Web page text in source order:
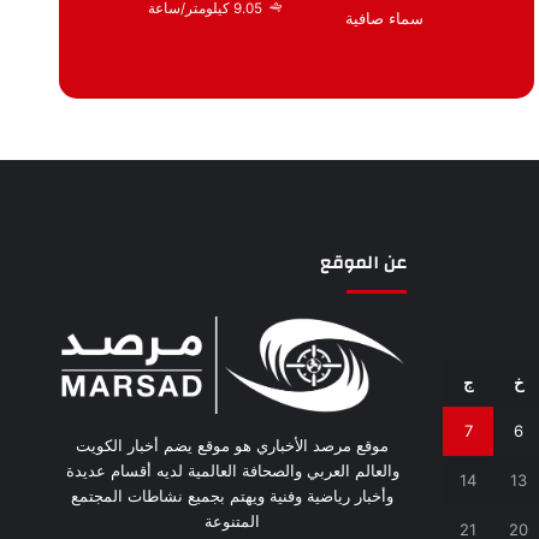
سماء صافية
9.05 كيلومتر/ساعة
خ ج
6
7
13
14
20
21
عن الموقع
موقع مرصد الأخباري هو موقع يضم أخبار الكويت
والعالم العربي والصحافة العالمية لديه أقسام عديدة
وأخبار رياضية وفنية ويهتم بجميع نشاطات المجتمع
المتنوعة